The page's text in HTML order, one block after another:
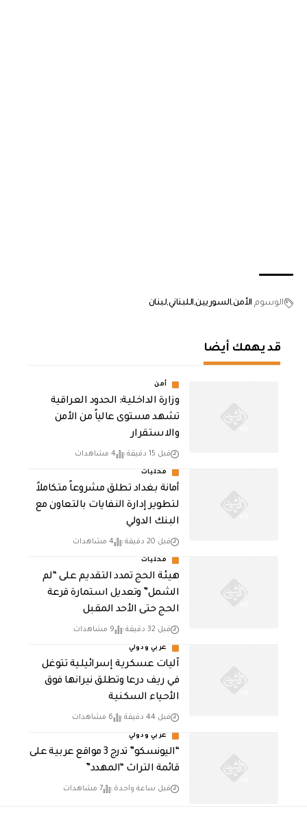
الوسوم الأمنالسوريين اللبنانيلبنان
قد يهمك أيضا
أمن
وزارة الداخلية: الحدود العراقية
تشهد مستوى عالياً من الأمن
والاستقرار
قبل 15 دقيقة 4 مشاهدات
محليات
أمانة بغداد تطلق مشروعاً متكاملاً
لتطوير إدارة النفايات بالتعاون مع
البنك الدولي
قبل 20 دقيقة 4 مشاهدات
محليات
هيئة الحج تمدد التقديم على “لم
الشمل” وتعديل استمارة قرعة
الحج حتى الأحد المقبل
قبل 32 دقيقة 9 مشاهدات
عربي ودولي
آليات عسكرية إسرائيلية تتوغل
في ريف درعا وتطلق نيرانها فوق
الأحياء السكنية
قبل 44 دقيقة 6 مشاهدات
عربي ودولي
“اليونسكو” تدرج 3 مواقع عربية على
قائمة التراث “المهدد”
قبل ساعة واحدة 7 مشاهدات